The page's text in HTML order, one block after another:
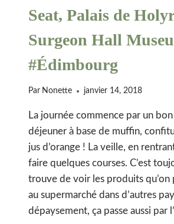
Seat, Palais de
Surgeon Hall
#Édimbourg
Par Nonette janvier 14, 2018
La journée commence par un
déjeuner à base de muffin,
jus d’orange ! La veille, en
faire quelques courses. C’est
trouve de voir les produits
au supermarché dans d’autres
dépaysement, ça passe aussi par